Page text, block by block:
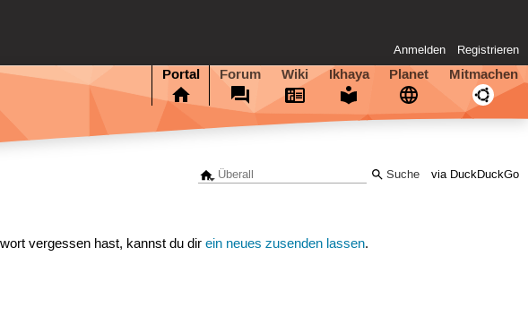
Anmelden Registrieren
Portal Forum Wiki Ikhaya Planet Mitmachen
via DuckDuckGo
vergessen hast, kannst du direin neues zusenden lassen.